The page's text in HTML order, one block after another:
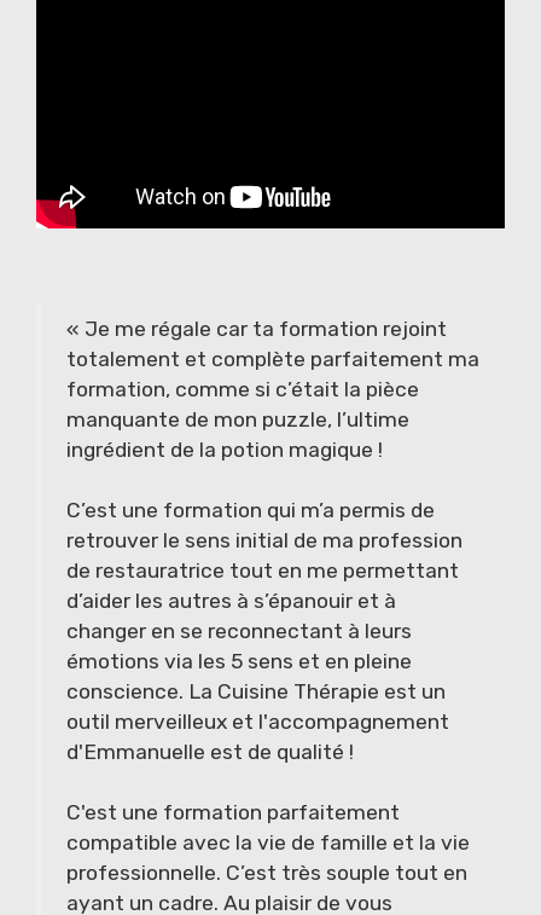
« Je me régale car ta formation rejoint
totalement et complète parfaitement ma
formation, comme si c’était la pièce
manquante de mon puzzle, l’ultime
ingrédient de la potion magique !
C’est une formation qui m’a permis de
retrouver le sens initial de ma profession
de restauratrice tout en me permettant
d’aider les autres à s’épanouir et à
changer en se reconnectant à leurs
émotions via les 5 sens et en pleine
conscience. La Cuisine Thérapie est un
outil merveilleux et l'accompagnement
d'Emmanuelle est de qualité !
C'est une formation parfaitement
compatible avec la vie de famille et la vie
professionnelle. C’est très souple tout en
ayant un cadre. Au plaisir de vous